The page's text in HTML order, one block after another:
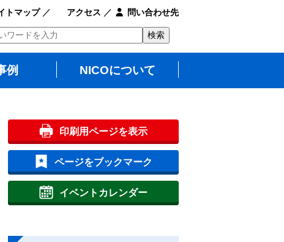
トマップ／ アクセス ／ 問い合わせ先
例 NICOについて
印刷用ページを表示
ページをブックマーク
イベントカレンダー